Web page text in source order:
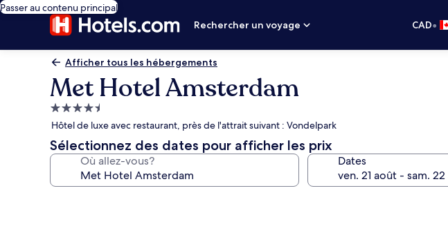
Passer au contenu principal
Rechercher un voyage
CAD•
Afficher tous les hébergements
Met Hotel Amsterdam
Hébergement
4.5 étoiles
Hôtel de luxe avec restaurant, près de l'attrait suivant : Vondelpark
Sélectionnez des dates pour afficher les prix
Où allez-vous? Dates